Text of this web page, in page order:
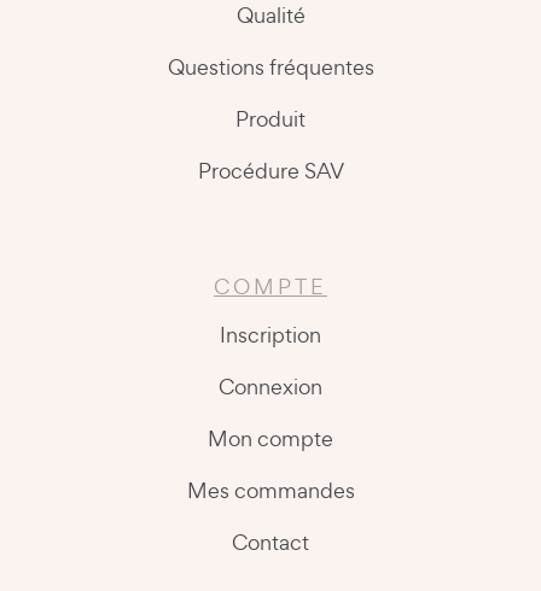
Qualité
Questions fréquentes
Produit
Procédure SAV
COMPTE
Inscription
Connexion
Mon compte
Mes commandes
Contact